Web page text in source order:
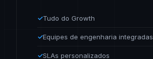
✓Tudo do Growth
✓Equipes de engenharia integradas
✓SLAs personalizados